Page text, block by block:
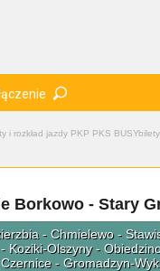
i rozkład jazdy PKP PKS BUSY
Borkowo - Stary
- Chmielewo -
Koziki-Olszyny -
- Gromadzyn-